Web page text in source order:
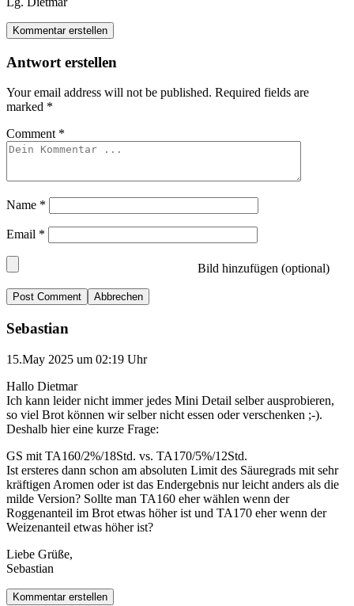
Kommentar erstellen
Antwort erstellen
Your email address will not be published. Required fields are
marked *
Comment *
Name *
Email *
Bild hinzufügen (optional)
Abbrechen
Sebastian
15.May 2025 um 02:19 Uhr
Hallo Dietmar
Ich kann leider nicht immer jedes Mini Detail selber ausprobieren,
so viel Brot können wir selber nicht essen oder verschenken ;-).
Deshalb hier eine kurze Frage:
GS mit TA160/2%/18Std. vs. TA170/5%/12Std.
Ist ersteres dann schon am absoluten Limit des Säuregrads mit sehr
kräftigen Aromen oder ist das Endergebnis nur leicht anders als die
milde Version? Sollte man TA160 eher wählen wenn der
Roggenanteil im Brot etwas höher ist und TA170 eher wenn der
Weizenanteil etwas höher ist?
Liebe Grüße,
Sebastian
Kommentar erstellen